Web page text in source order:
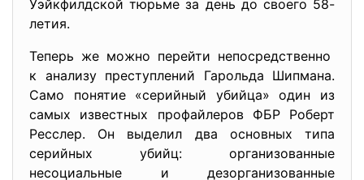
Уэйкфилдской тюрьме за день до своего 58-
летия.
Теперь же можно перейти непосредственно
к анализу преступлений Гарольда Шипмана.
Само понятие «серийный убийца» один из
самых известных профайлеров ФБР Роберт
Ресслер. Он выделил два основных типа
серийных убийц: организованные
несоциальные и дезорганизованные